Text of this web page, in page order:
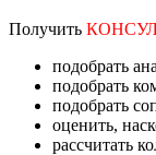
Получить
подобрать
подобрать
подобрать
оценить,
рассчитать